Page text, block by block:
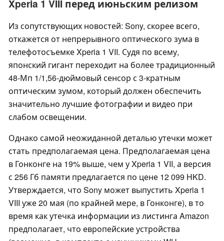
Xperia 1 VIII перед июньским релизом
Из сопутствующих новостей: Sony, скорее всего,
откажется от непрерывного оптического зума в
телефотосъемке Xperia 1 VII. Судя по всему,
японский гигант переходит на более традиционный
48-Мп 1/1,56-дюймовый сенсор с 3-кратным
оптическим зумом, который должен обеспечить
значительно лучшие фотографии и видео при
слабом освещении.
Однако самой неожиданной деталью утечки может
стать предполагаемая цена. Предполагаемая цена
в Гонконге на 19% выше, чем у Xperia 1 VII, а версия
с 256 Гб памяти предлагается по цене 12 099 HKD.
Утверждается, что Sony может выпустить Xperia 1
VIII уже 20 мая (по крайней мере, в Гонконге), в то
время как утечка информации из листинга Amazon
предполагает, что европейские устройства